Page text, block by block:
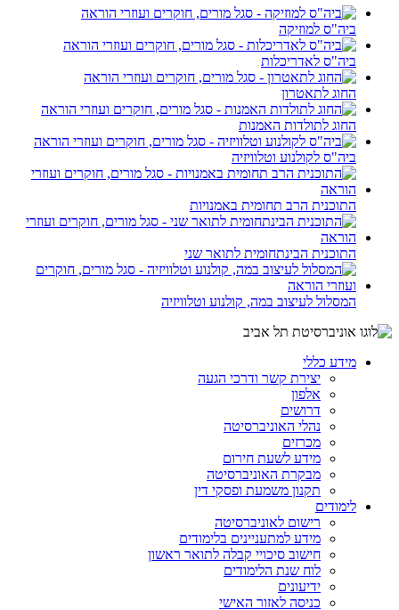
ביה"ס למוזיקה
ביה"ס לאדריכלות
החוג לתאטרון
החוג לתולדות האמנות
ביה"ס לקולנוע וטלוויזיה
התוכנית הרב תחומית באמנויות
התוכנית הבינתחומית לתואר שני
המסלול לעיצוב במה, קולנוע וטלוויזיה
מידע כללי
יצירת קשר ודרכי הגעה
אלפון
דרושים
נהלי האוניברסיטה
מכרזים
מידע לשעת חירום
מבקרת האוניברסיטה
תקנון משמעת ופסקי דין
לימודים
רישום לאוניברסיטה
מידע למתעניינים בלימודים
חישוב סיכויי קבלה לתואר ראשון
לוח שנת הלימודים
ידיעונים
כניסה לאזור האישי